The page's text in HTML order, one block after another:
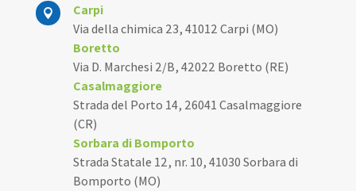

Carpi
Via della chimica 23, 41012 Carpi (MO)
Boretto
Via D. Marchesi 2/B, 42022 Boretto (RE)
Casalmaggiore
Strada del Porto 14, 26041 Casalmaggiore
(CR)
Sorbara di Bomporto
Strada Statale 12, nr. 10, 41030 Sorbara di
Bomporto (MO)